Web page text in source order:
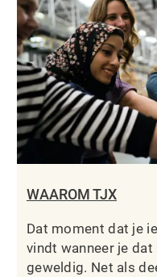
WAAROM TJX
Dat moment dat je
vindt wanneer je
geweldig. Net als